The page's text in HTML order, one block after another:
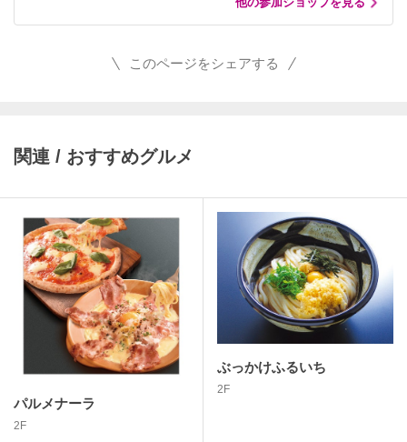
このページをシェアする
関連 / おすすめグルメ
パルメナーラ
2F
ぶっかけふるいち
2F